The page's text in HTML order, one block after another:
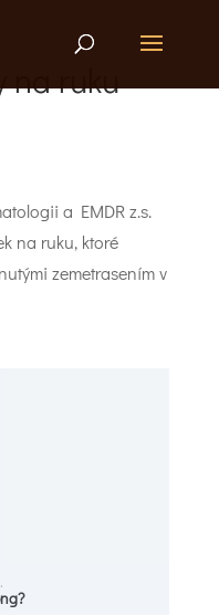
na ruku
a EMDR z.s.
na ruku, ktoré
zemetrasením v